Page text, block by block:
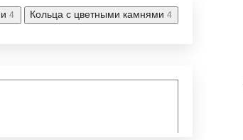
4 Кольца с цветными камнями 4